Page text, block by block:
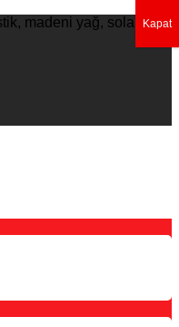
madeni yağ, solar
Kapat